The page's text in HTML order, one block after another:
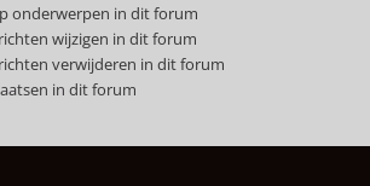
onderwerpen in dit forum
wijzigen in dit forum
verwijderen in dit forum
in dit forum